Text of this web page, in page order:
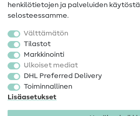
Suosittu
Kankaat
Ompelutarvikkeet
Ale
henkilötietojen ja palveluiden käytöstä
selosteessamme.
Välttämätön
Tilastot
Markkinointi
Ulkoiset mediat
DHL Preferred Delivery
Toiminnallinen
Lisäasetukset